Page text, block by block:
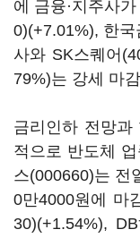
에 금융·지주사
0)(+7.01%), 한국
사와 SK스퀘어
79%)는 강세 마
금리인하 전망과
적으로 반도체
스(000660)는 전
0만4000원에 마
30)(+1.54%),